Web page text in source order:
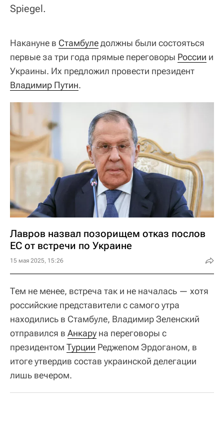
Spiegel.
Накануне в Стамбуледолжны были состояться
первые за три года прямые переговоры России и
Украины. Их предложил провести президент
Владимир Путин.
Лавров назвал позорищем отказ послов
ЕС от встречи по Украине
15 мая 2025, 15:26
Тем не менее, встреча так и не началась — хотя
российские представители с самого утра
находились в Стамбуле, Владимир Зеленский
отправился в Анкару на переговоры с
президентом Турции Реджепом Эрдоганом, в
итоге утвердив состав украинской делегации
лишь вечером.